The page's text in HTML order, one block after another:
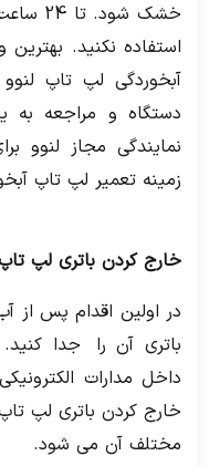
خشک
استفاده نکنید.
آبخوردگی لپ تاپ
دستگاه و مراجعه به
نمایندگی مجاز لنوو
زمینه تعمیر لپ تاپ
خارج کردن باتری لپ
در اولین اقدام پس از
باتری آن را جدا
داخل مدارات
خارج کردن باتری لپ
مختلف آن می شود.